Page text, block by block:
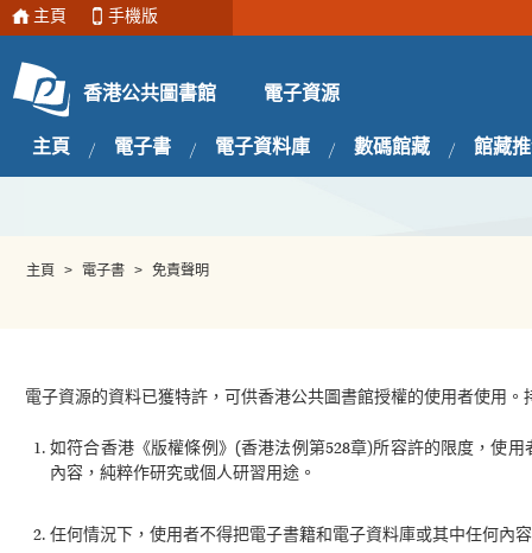
主頁 手機版
香港公共圖書館 電子資源
主頁 電子書 電子資料庫 數碼館藏 館藏
主頁 > 電子書 > 免責聲明
電子資源的資料已獲特許，可供香港公共圖書館授權的使用者使用
如符合香港《版權條例》(香港法例第528章)所容許的限度，使
內容，純粹作研究或個人研習用途。
任何情況下，使用者不得把電子書籍和電子資料庫或其中任何內